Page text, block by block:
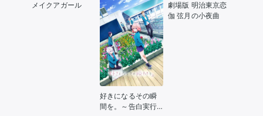
メイクアガール
好きになるその瞬
間を。～告白実行
劇場版 明治東京恋
伽 弦月の小夜曲